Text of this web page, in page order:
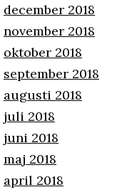
december 2018
november 2018
oktober 2018
september 2018
augusti 2018
juli 2018
juni 2018
maj 2018
april 2018